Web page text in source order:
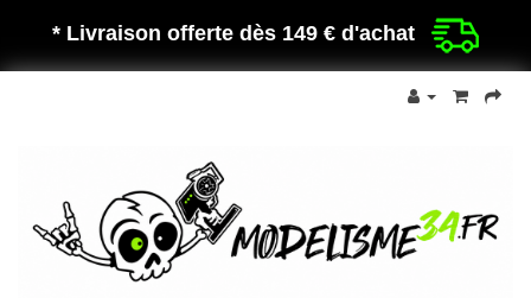
* Livraison offerte dès 149 € d'achat